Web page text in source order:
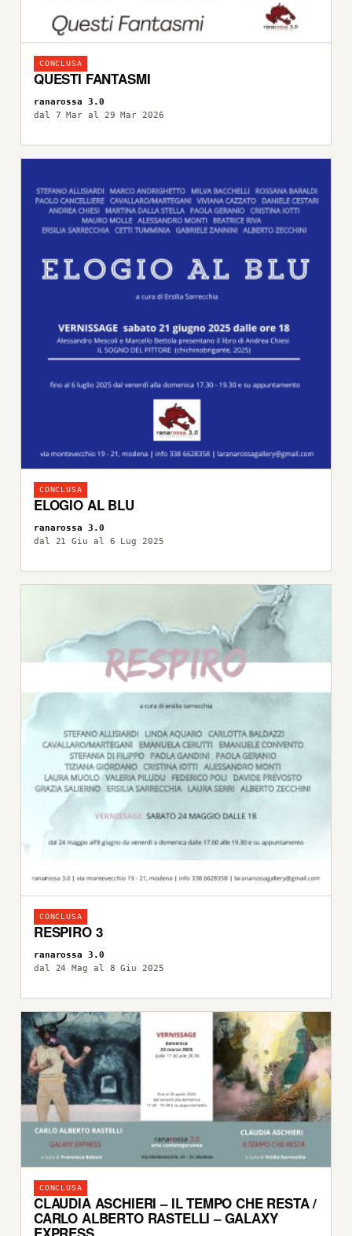
CONCLUSA
QUESTI FANTASMI
ranarossa 3.0
dal 7 Mar al 29 Mar 2026
CONCLUSA
ELOGIO AL BLU
ranarossa 3.0
dal 21 Giu al 6 Lug 2025
CONCLUSA
RESPIRO 3
ranarossa 3.0
dal 24 Mag al 8 Giu 2025
CONCLUSA
CLAUDIA ASCHIERI – IL TEMPO CHE RESTA /
CARLO ALBERTO RASTELLI – GALAXY